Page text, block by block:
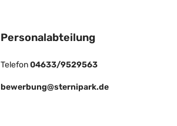
Personalabteilung
Telefon04633/9529563
bewerbung@sternipark.de